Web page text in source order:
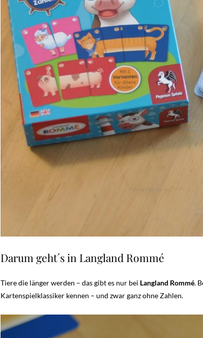
Darum geht´s in Langland Rommé
Tiere die länger werden – das gibt es nur bei Langland Rommé.
Kartenspielklassiker kennen – und zwar ganz ohne Zahlen.